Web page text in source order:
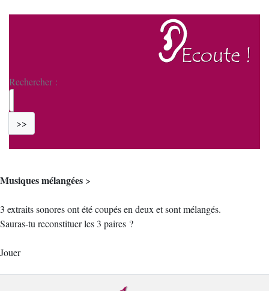
Rechercher :
>>
Musiques mélangées >
3 extraits sonores ont été coupés en deux et sont mélangés.
Sauras-tu reconstituer les 3 paires ?
Jouer